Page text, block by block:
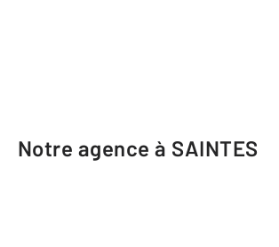
Notre agence à SAINTES